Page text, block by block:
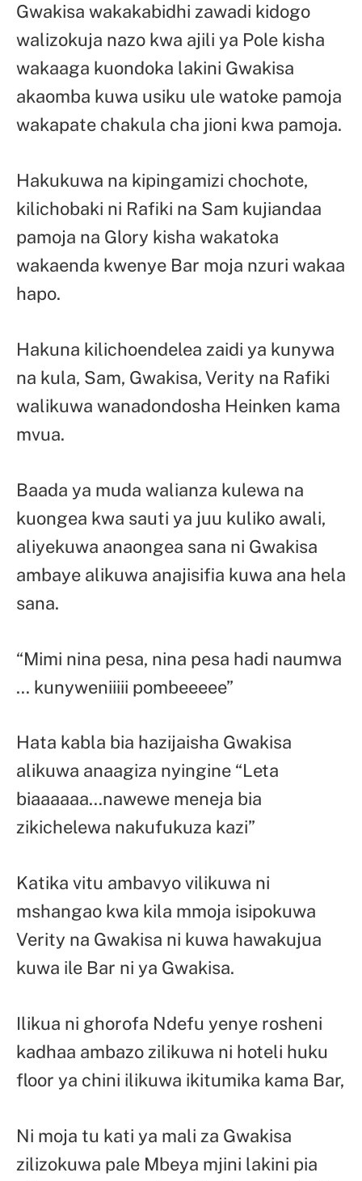
Gwakisa wakakabidhi zawadi kidogo
walizokuja nazo kwa ajili ya Pole kisha
wakaaga kuondoka lakini Gwakisa
akaomba kuwa usiku ule watoke pamoja
wakapate chakula cha jioni kwa pamoja.
Hakukuwa na kipingamizi chochote,
kilichobaki ni Rafiki na Sam kujiandaa
pamoja na Glory kisha wakatoka
wakaenda kwenye Bar moja nzuri wakaa
hapo.
Hakuna kilichoendelea zaidi ya kunywa
na kula, Sam, Gwakisa, Verity na Rafiki
walikuwa wanadondosha Heinken kama
mvua.
Baada ya muda walianza kulewa na
kuongea kwa sauti ya juu kuliko awali,
aliyekuwa anaongea sana ni Gwakisa
ambaye alikuwa anajisifia kuwa ana hela
sana.
“Mimi nina pesa, nina pesa hadi naumwa
… kunyweniiiii pombeeeee”
Hata kabla bia hazijaisha Gwakisa
alikuwa anaagiza nyingine “Leta
biaaaaaa…nawewe meneja bia
zikichelewa nakufukuza kazi”
Katika vitu ambavyo vilikuwa ni
mshangao kwa kila mmoja isipokuwa
Verity na Gwakisa ni kuwa hawakujua
kuwa ile Bar ni ya Gwakisa.
Ilikua ni ghorofa Ndefu yenye rosheni
kadhaa ambazo zilikuwa ni hoteli huku
floor ya chini ilikuwa ikitumika kama Bar,
Ni moja tu kati ya mali za Gwakisa
zilizokuwa pale Mbeya mjini lakini pia